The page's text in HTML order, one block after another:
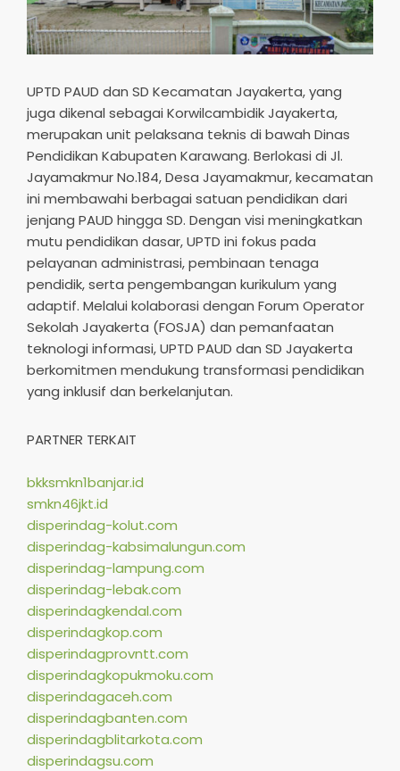
UPTD PAUD dan SD Kecamatan Jayakerta, yang
juga dikenal sebagai Korwilcambidik Jayakerta,
merupakan unit pelaksana teknis di bawah Dinas
Pendidikan Kabupaten Karawang. Berlokasi di Jl.
Jayamakmur No.184, Desa Jayamakmur, kecamatan
ini membawahi berbagai satuan pendidikan dari
jenjang PAUD hingga SD. Dengan visi meningkatkan
mutu pendidikan dasar, UPTD ini fokus pada
pelayanan administrasi, pembinaan tenaga
pendidik, serta pengembangan kurikulum yang
adaptif. Melalui kolaborasi dengan Forum Operator
Sekolah Jayakerta (FOSJA) dan pemanfaatan
teknologi informasi, UPTD PAUD dan SD Jayakerta
berkomitmen mendukung transformasi pendidikan
yang inklusif dan berkelanjutan.​
PARTNER TERKAIT
bkksmkn1banjar.id
smkn46jkt.id
disperindag-kolut.com
disperindag-kabsimalungun.com
disperindag-lampung.com
disperindag-lebak.com
disperindagkendal.com
disperindagkop.com
disperindagprovntt.com
disperindagkopukmoku.com
disperindagaceh.com
disperindagbanten.com
disperindagblitarkota.com
disperindagsu.com